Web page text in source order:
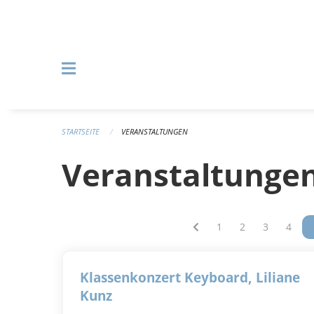
STARTSEITE VERANSTALTUNGEN
Vous êtes sur la
1 Vous êtes sur la
2 Vous êtes
3 Vous
4
Klassenkonzert Keyboard, Liliane
Kunz